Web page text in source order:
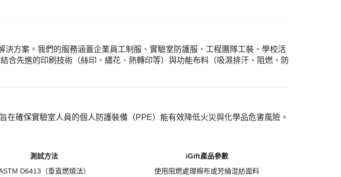
方案。我們的服務涵蓋企業員工制服、實驗室防護服、工程團隊工裝、學校活
合先進的印刷技術（絲印、繡花、熱轉印等）與功能布料（吸濕排汗、阻燃、防
確保實驗室人員的個人防護裝備（PPE）能有效降低火災與化學品危害風險。
測試方法
iGift產品參數
D6413（垂直燃燒法）
使用阻燃處理棉布或芳綸混紡面料